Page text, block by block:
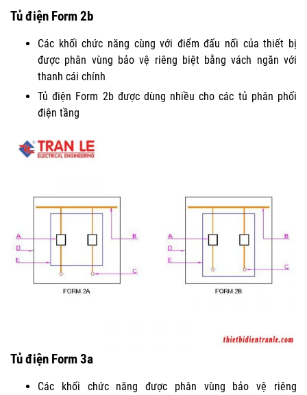
Tủ điện Form 2b
Các khối chức năng cùng với điểm đấu nối của thiết bị
được phân vùng bảo vệ riêng biệt bằng vách ngăn với
thanh cái chính
Tủ điện Form 2b được dùng nhiều cho các tủ phân phối
điện tầng
Tủ điện Form 3a
Các khối chức năng được phân vùng bảo vệ riêng